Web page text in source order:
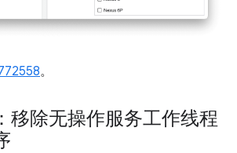
。
移除无操作服务工作线程